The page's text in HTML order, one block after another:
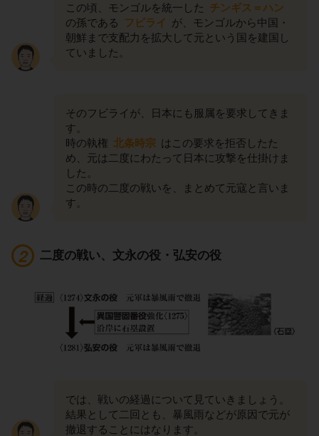
この頃、モンゴルを統一した チンギス＝ハン
の孫である
フビライ が、モンゴルから中国・
朝鮮まで支配力を拡大して元という国を建国し
ていました。
そのフビライが、日本にも服属を要求してきま
す。
時の執権 北条時宗 はこの要求を拒否したた
め、元は二度にわたって日本に攻撃を仕掛けま
した。
この時の二度の戦いを、まとめて元寇と言いま
す。
二度の戦い、文永の役・弘安の役
では、戦いの経過について見ていきましょう。
結果として二回とも、暴風雨などが原因で元が
撤退することにはなります。